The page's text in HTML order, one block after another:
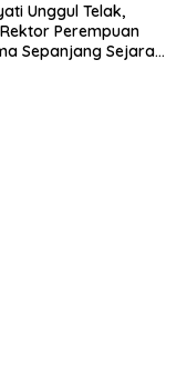
Unggul Telak,
Perempuan
Sepanjang Sejarah